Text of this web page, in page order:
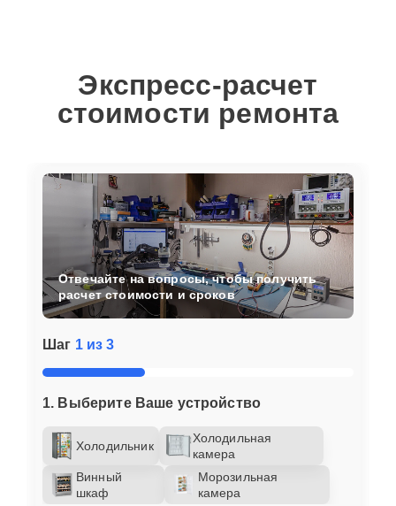
Экспресс-расчет
стоимости ремонта
Шаг 1 из 3
1. Выберите Ваше устройство
Холодильник
Холодильная
камера
Винный
шкаф
Морозильная
камера
Отвечайте на вопросы, чтобы получить
расчет стоимости и сроков